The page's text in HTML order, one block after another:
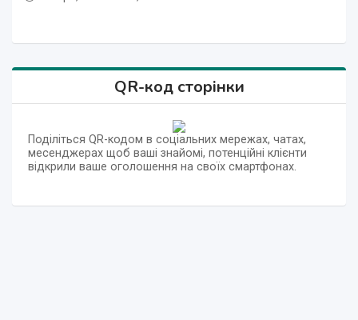
QR-код сторінки
Поділіться QR-кодом в соціальних мережах, чатах,
месенджерах щоб ваші знайомі, потенційні клієнти
відкрили ваше оголошення на своїх смартфонах.